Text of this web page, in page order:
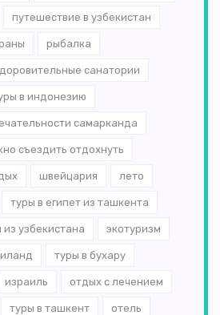
путешествие в узбекистан
рыбалка
санатории
в индонезию
самарканда
съездить отдохнуть
швейцария лето
туры в египет из ташкента
узбекистана экотуризм
туры в бухару
израиль отдых с лечением
туры в ташкент отель